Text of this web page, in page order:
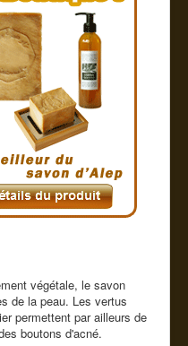
végétale, le savon
de la peau. Les vertus
permettent par ailleurs de
boutons d'acné.